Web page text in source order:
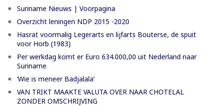
Suriname Nieuws | Voorpagina
Overzicht leningen NDP 2015 -2020
Hasrat voormalig Legerarts en lijfarts Bouterse, de spuit
voor Horb (1983)
Per werkdag komt er Euro 634.000,00 uit Nederland naar
Suriname
‘Wie is meneer Badjalala’
VAN TRIKT MAAKTE VALUTA OVER NAAR CHOTELAL
ZONDER OMSCHRIJVING